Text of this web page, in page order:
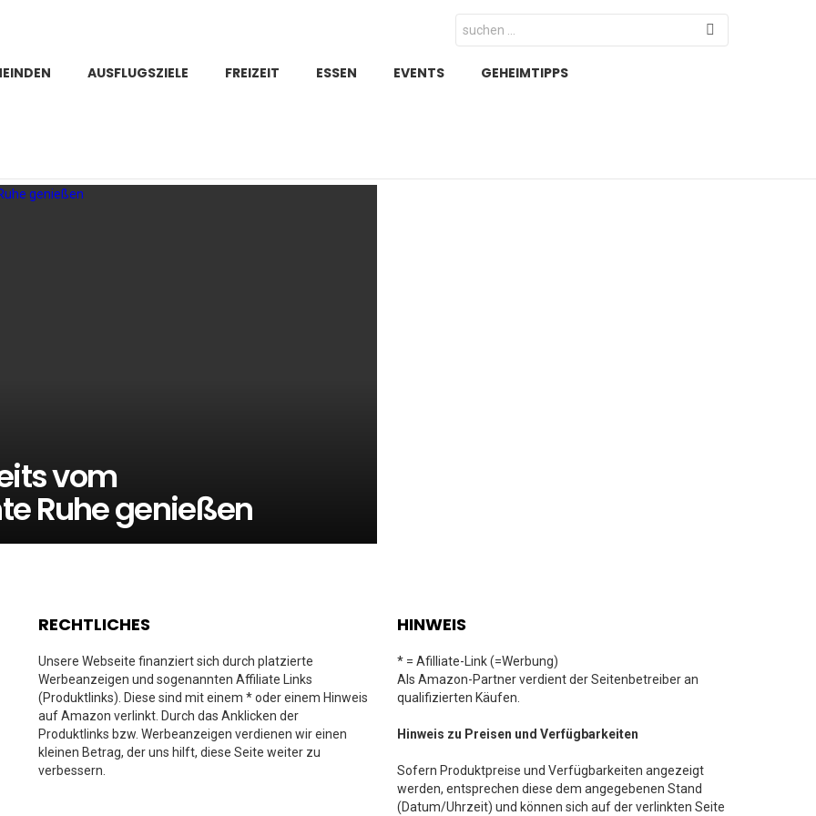
Search
for:
AUSFLUGSZIELE FREIZEIT ESSEN EVENTS GEHEIMTIPPS
vom
Ruhe genießen
RECHTLICHES
Unsere Webseite finanziert sich durch platzierte
Werbeanzeigen und sogenannten Affiliate Links
(Produktlinks). Diese sind mit einem * oder einem Hinweis
auf Amazon verlinkt. Durch das Anklicken der
Produktlinks bzw. Werbeanzeigen verdienen wir einen
kleinen Betrag, der uns hilft, diese Seite weiter zu
verbessern.
HINWEIS
* = Afilliate-Link (=Werbung)
Als Amazon-Partner verdient der Seitenbetreiber an
qualifizierten Käufen.
Hinweis zu Preisen und Verfügbarkeiten
Sofern Produktpreise und Verfügbarkeiten angezeigt
werden, entsprechen diese dem angegebenen Stand
(Datum/Uhrzeit) und können sich auf der verlinkten Seite